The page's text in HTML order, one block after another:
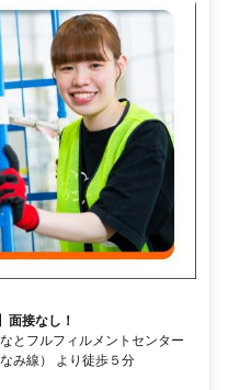
面接なし！
とフルフィルメントセンター
み線） より徒歩５分